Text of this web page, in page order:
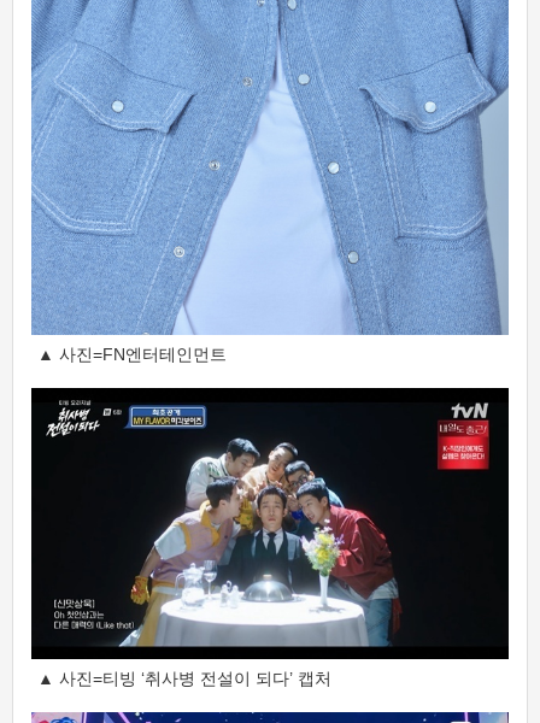
▲ 사진=FN엔터테인먼트
▲ 사진=티빙 ‘취사병 전설이 되다’ 캡처